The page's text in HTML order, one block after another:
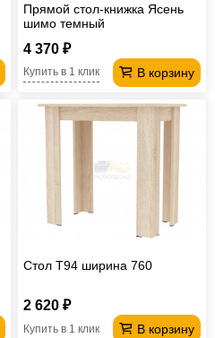
Прямой стол-книжка Ясень
шимо темный
4 370 ₽
В корзину
Купить в 1 клик
Стол T94 ширина 760
2 620 ₽
В корзину
Купить в 1 клик